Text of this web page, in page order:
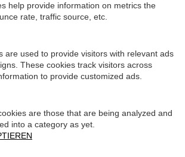
help provide information on metrics the
rate, traffic source, etc.
are used to provide visitors with relevant ads
These cookies track visitors across
to provide customized ads.
are those that are being analyzed and
into a category as yet.